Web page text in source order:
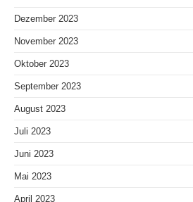
Dezember 2023
November 2023
Oktober 2023
September 2023
August 2023
Juli 2023
Juni 2023
Mai 2023
April 2023